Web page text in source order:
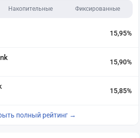
Накопительные Фиксированные
15,95%
15,90%
15,85%
полный рейтинг →